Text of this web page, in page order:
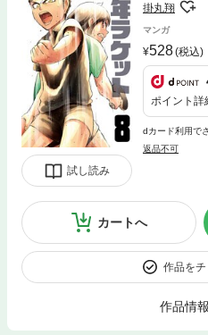
試し読み
掛丸翔
マンガ
528(税込)
ポイント詳
dカード利用で
返品不可
カートへ
作品を
作品情